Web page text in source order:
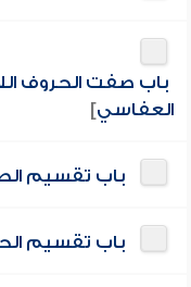
باب صفت الحروف
العفاسي]
باب تقسيم
باب تقسيم